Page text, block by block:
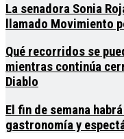
La senadora Sonia
llamado Movimiento
Qué recorridos se
mientras continúa
Diablo
El fin de semana
gastronomía y